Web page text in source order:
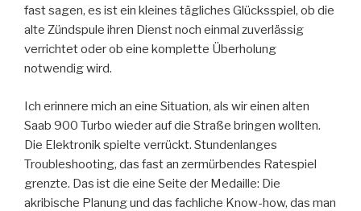
fast sagen, es ist ein kleines tägliches Glücksspiel, ob die
alte Zündspule ihren Dienst noch einmal zuverlässig
verrichtet oder ob eine komplette Überholung
notwendig wird.
Ich erinnere mich an eine Situation, als wir einen alten
Saab 900 Turbo wieder auf die Straße bringen wollten.
Die Elektronik spielte verrückt. Stundenlanges
Troubleshooting, das fast an zermürbendes Ratespiel
grenzte. Das ist die eine Seite der Medaille: Die
akribische Planung und das fachliche Know-how, das man